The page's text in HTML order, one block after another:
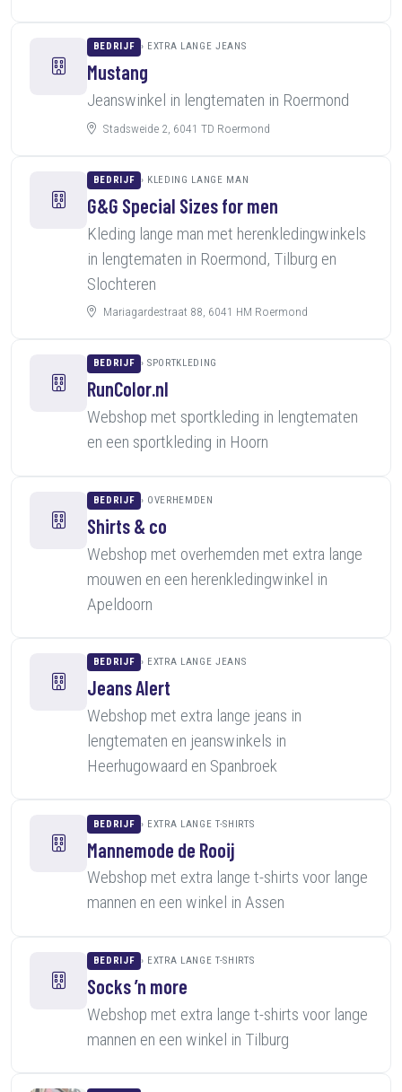
BEDRIJF EXTRA LANGE JEANS
Mustang
Jeanswinkel in lengtematen in Roermond
Stadsweide 2, 6041 TD Roermond
BEDRIJF KLEDING LANGE MAN
G&G Special Sizes for men
Kleding lange man met herenkledingwinkels
in lengtematen in Roermond, Tilburg en
Slochteren
Mariagardestraat 88, 6041 HM Roermond
BEDRIJF SPORTKLEDING
RunColor.nl
Webshop met sportkleding in lengtematen
en een sportkleding in Hoorn
BEDRIJF OVERHEMDEN
Shirts & co
Webshop met overhemden met extra lange
mouwen en een herenkledingwinkel in
Apeldoorn
BEDRIJF EXTRA LANGE JEANS
Jeans Alert
Webshop met extra lange jeans in
lengtematen en jeanswinkels in
Heerhugowaard en Spanbroek
BEDRIJF EXTRA LANGE T-SHIRTS
Mannemode de Rooij
Webshop met extra lange t-shirts voor lange
mannen en een winkel in Assen
BEDRIJF EXTRA LANGE T-SHIRTS
Socks ’n more
Webshop met extra lange t-shirts voor lange
mannen en een winkel in Tilburg